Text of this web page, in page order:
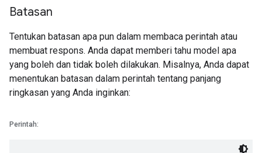
Batasan
Tentukan batasan apa pun dalam membaca perintah atau
membuat respons. Anda dapat memberi tahu model apa
yang boleh dan tidak boleh dilakukan. Misalnya, Anda dapat
menentukan batasan dalam perintah tentang panjang
ringkasan yang Anda inginkan:
Perintah: